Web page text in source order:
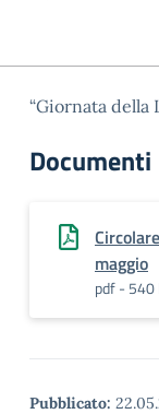
“Giornata della
Documenti
maggio
pdf - 540
Pubblicato: